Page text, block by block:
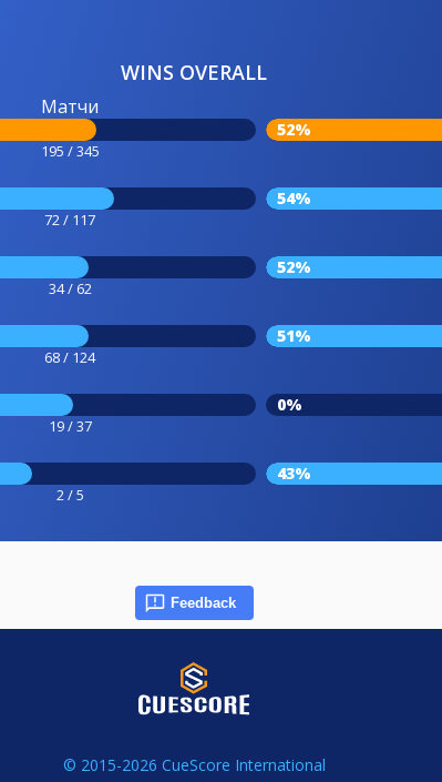
WINS OVERALL
Матчи
195 / 345
52%
72 / 117
54%
34 / 62
52%
68 / 124
51%
19 / 37
0%
2 / 5
43%
Feedback
© 2015-2026 CueScore International